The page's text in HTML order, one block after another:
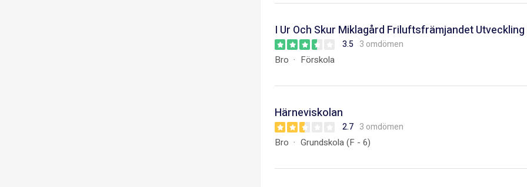
I Ur Och Skur Miklagård Friluftsfrämjandet Utveckling
3.5 3 omdömen
Bro Förskola
Härneviskolan
2.7 3 omdömen
Bro Grundskola (F - 6)